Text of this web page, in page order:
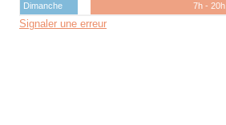
Dimanche
7h - 20h
Signaler une erreur